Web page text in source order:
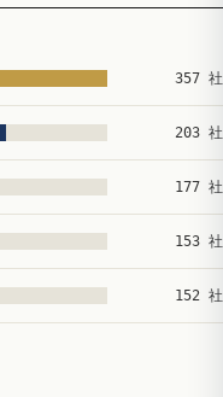
357 社
203 社
177 社
153 社
152 社